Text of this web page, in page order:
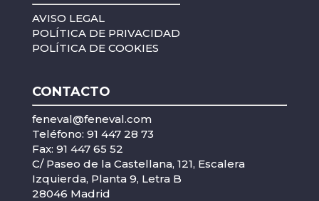
AVISO LEGAL
POLÍTICA DE PRIVACIDAD
POLÍTICA DE COOKIES
CONTACTO
feneval@feneval.com
Teléfono: 91 447 28 73
Fax: 91 447 65 52
C/ Paseo de la Castellana, 121, Escalera
Izquierda, Planta 9, Letra B
28046 Madrid